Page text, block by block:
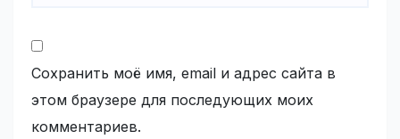
Сохранить моё имя, email и адрес сайта в
этом браузере для последующих моих
комментариев.